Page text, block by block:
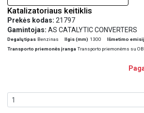
Katalizatoriaus keitiklis
Prekės kodas: 21797
Gamintojas: AS CATALYTIC CONVERTERS
Degalų tipas Benzinas Ilgis (mm) 1300 Išmetimo
Transporto priemonės įranga Transporto priemonėms su